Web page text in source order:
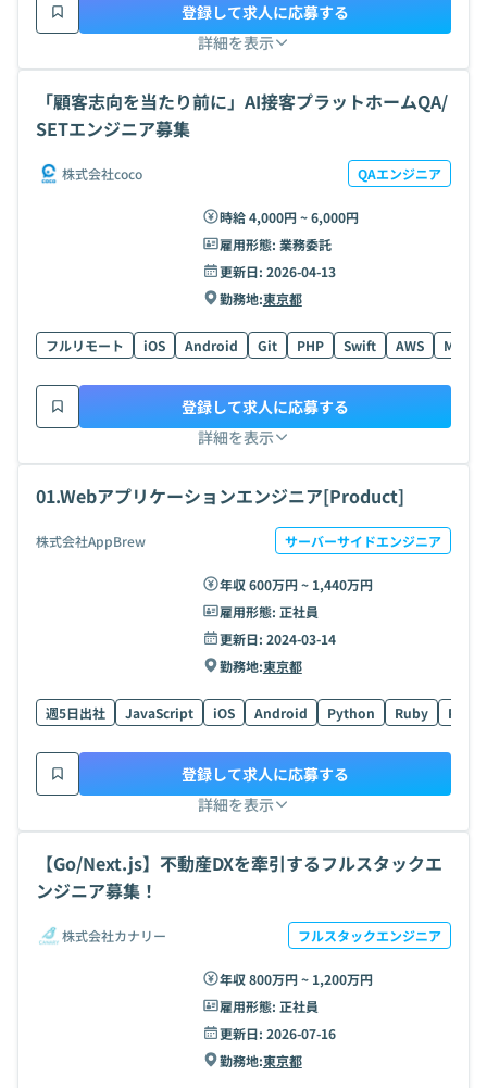
詳細を表示
登録して求人に応募する
「顧客志向を当たり前に」AI接客プラットホームQA/
SETエンジニア募集
株式会社coco QAエンジニア
時給 4,000円 ~ 6,000円
雇用形態: 業務委託
更新日: 2026-04-13
勤務地:東京都
フルリモート iOS Android Git PHP Swift AWS MySQL
詳細を表示
登録して求人に応募する
01.Webアプリケーションエンジニア[Product]
株式会社AppBrew サーバーサイドエンジニア
年収 600万円 ~ 1,440万円
雇用形態: 正社員
更新日: 2024-03-14
勤務地:東京都
週5日出社 JavaScript iOS Android Python Ruby PHP
詳細を表示
登録して求人に応募する
【Go/Next.js】不動産DXを牽引するフルスタックエ
ンジニア募集！
株式会社カナリー フルスタックエンジニア
年収 800万円 ~ 1,200万円
雇用形態: 正社員
更新日: 2026-07-16
勤務地:東京都